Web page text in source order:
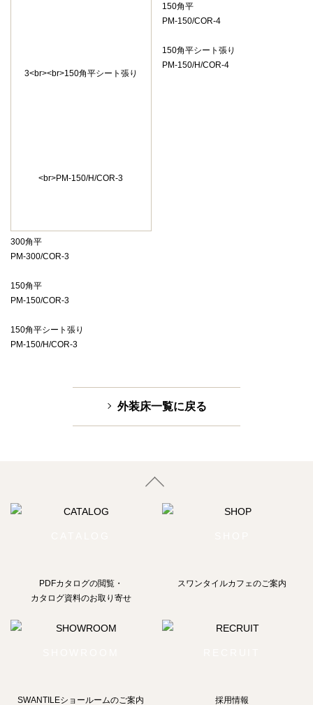
300角平
PM-300/COR-3
150角平
PM-150/COR-3
150角平シート張り
PM-150/H/COR-3
150角平
PM-150/COR-4
150角平シート張り
PM-150/H/COR-4
外装床一覧に戻る
PDFカタログの閲覧・
カタログ資料のお取り寄せ
スワンタイルカフェのご案内
SWANTILEショールームのご案内 採用情報